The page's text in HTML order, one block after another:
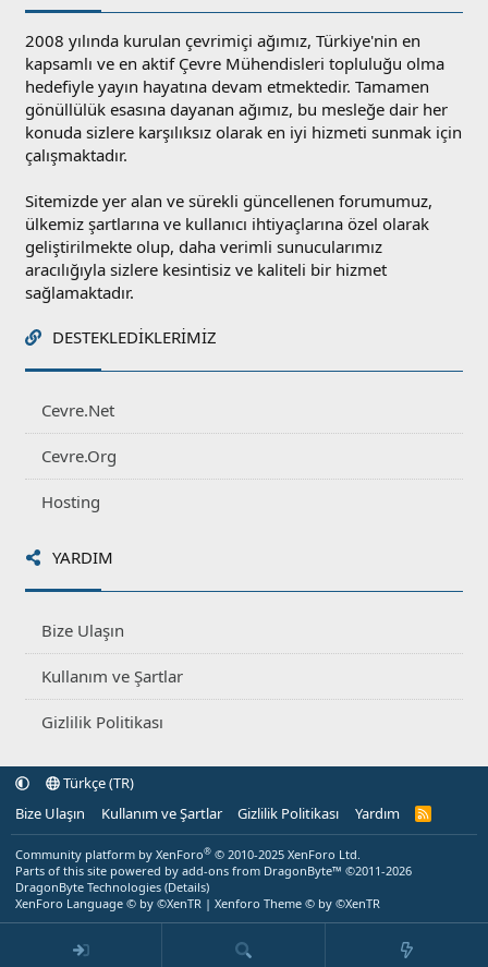
2008 yılında kurulan çevrimiçi ağımız, Türkiye'nin en
kapsamlı ve en aktif Çevre Mühendisleri topluluğu olma
hedefiyle yayın hayatına devam etmektedir. Tamamen
gönüllülük esasına dayanan ağımız, bu mesleğe dair her
konuda sizlere karşılıksız olarak en iyi hizmeti sunmak için
çalışmaktadır.
Sitemizde yer alan ve sürekli güncellenen forumumuz,
ülkemiz şartlarına ve kullanıcı ihtiyaçlarına özel olarak
geliştirilmekte olup, daha verimli sunucularımız
aracılığıyla sizlere kesintisiz ve kaliteli bir hizmet
sağlamaktadır.
DESTEKLEDIKLERIMIZ
Cevre.Net
Cevre.Org
Hosting
YARDIM
Bize Ulaşın
Kullanım ve Şartlar
Gizlilik Politikası
Türkçe (TR)
Bize Ulaşın
Kullanım ve Şartlar Gizlilik Politikası Yardım
R
Community platform by XenForo® © 2010-2025 XenForo Ltd.
Parts of this site powered by add-ons from DragonByte™ ©2011-2026
DragonByte Technologies (Details)
XenForo Language © by ©XenTR | Xenforo Theme © by ©XenTR